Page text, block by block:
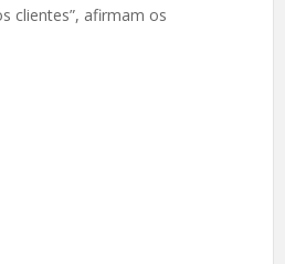
clientes”, afirmam os